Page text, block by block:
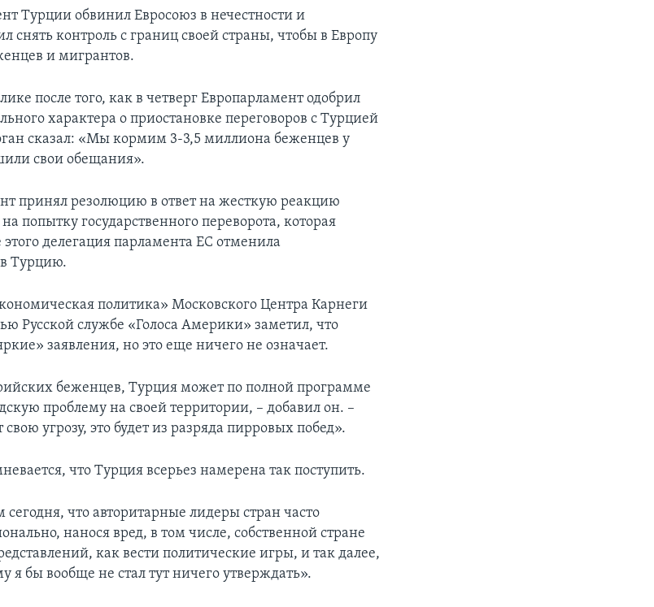
Турции обвинил Евросоюз в нечестности и
снять контроль с границ своей страны, чтобы в Европу
и мигрантов.
после того, как в четверг Европарламент одобрил
характера о приостановке переговоров с Турцией
сказал: «Мы кормим 3-3,5 миллиона беженцев у
свои обещания».
принял резолюцию в ответ на жесткую реакцию
попытку государственного переворота, которая
делегация парламента ЕС отменила
Турцию.
политика» Московского Центра Карнеги
Русской службе «Голоса Америки» заметил, что
заявления, но это еще ничего не означает.
беженцев, Турция может по полной программе
проблему на своей территории, – добавил он. –
угрозу, это будет из разряда пирровых побед».
что Турция всерьез намерена так поступить.
что авторитарные лидеры стран часто
нанося вред, в том числе, собственной стране
как вести политические игры, и так далее,
я бы вообще не стал тут ничего утверждать».